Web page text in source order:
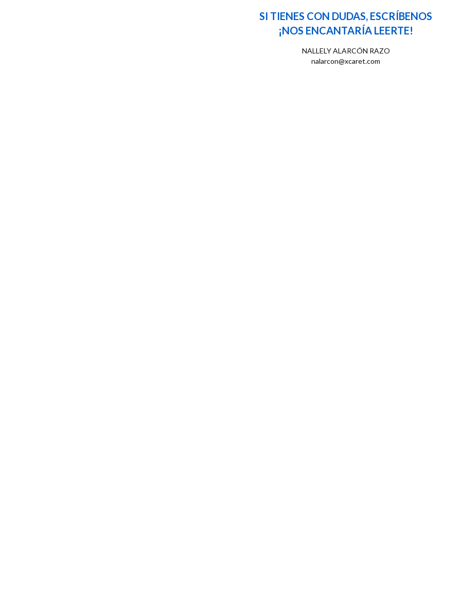
SI TIENES CON DUDAS, ESCRÍBENOS
¡NOS ENCANTARÍA LEERTE!
NALLELY ALARCÓN RAZO
nalarcon@xcaret.com